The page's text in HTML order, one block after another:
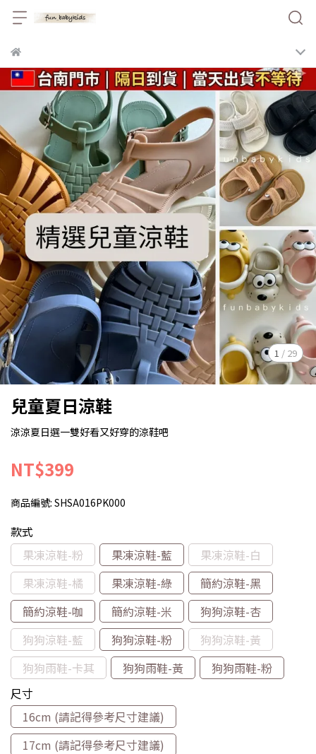
1 / 29
兒童夏日涼鞋
涼涼夏日選一雙好看又好穿的涼鞋吧
NT$399
商品編號: SHSA016PK000
款式
果凍涼鞋-粉
果凍涼鞋-藍
果凍涼鞋-白
果凍涼鞋-橘
果凍涼鞋-綠
簡約涼鞋-黑
簡約涼鞋-咖
簡約涼鞋-米
狗狗涼鞋-杏
狗狗涼鞋-藍
狗狗涼鞋-粉
狗狗涼鞋-黃
狗狗雨鞋-卡其
狗狗雨鞋-黃
狗狗雨鞋-粉
尺寸
16cm (請記得參考尺寸建議)
17cm (請記得參考尺寸建議)